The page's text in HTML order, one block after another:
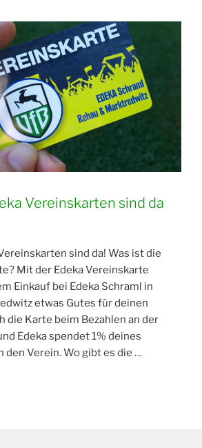
Vereinskarten sind da
sind da! Was ist die
Mit der Edeka Vereinskarte
Einkauf bei Edeka Schraml in
etwas Gutes für deinen
die Karte beim Bezahlen an der
Edeka spendet 1% deines
den Verein. Wo gibt es die …